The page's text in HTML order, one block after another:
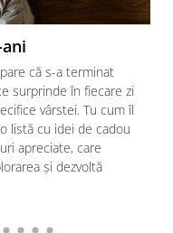
că s-a terminat
surprinde în fiecare zi
vârstei. Tu cum îl
listă cu idei de cadou
apreciate, care
și dezvoltă